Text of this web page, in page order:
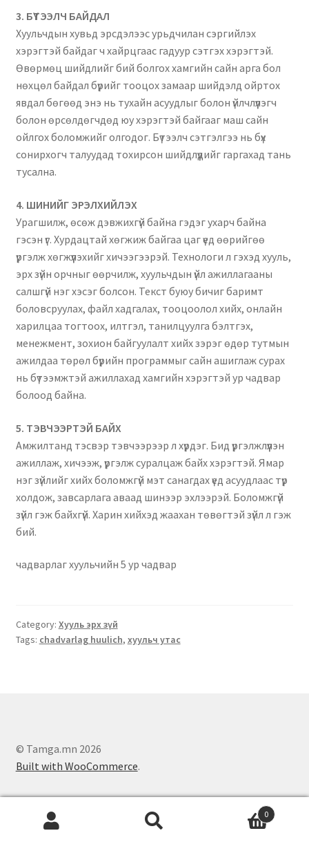
3️. БҮТЭЭЛЧ БАЙДАЛ
Хуульчдын хувьд эрсдэлээс урьдчилан сэргийлэх
хэрэгтэй байдаг ч хайрцгаас гадуур сэтгэх хэрэгтэй.
Өвөрмөц шийдлийг бий болгох хамгийн сайн арга бол
нөхцөл байдал бүрийг тооцох замаар шийдэлд ойртох
явдал бөгөөд энэ нь тухайн асуудлыг болон үйлчлүүлэгч
болон өрсөлдөгчдөд юу хэрэгтэй байгааг маш сайн
ойлгох боломжийг олгодог. Бүтээлч сэтгэлгээ нь бүх
сонирхогч талуудад тохирсон шийдлүүдийг гаргахад тань
тусална.
4️. ШИНИЙГ ЭРЭЛХИЙЛЭХ
Урагшилж, өсөж дэвжихгүй байна гэдэг ухарч байна
гэсэн үг. Хурдацтай хөгжиж байгаа цаг үед өөрийгөө
үргэлж хөгжүүлэхийг хичээгээрэй. Технологи л гэхэд хууль,
эрх зүйн орчныг өөрчилж, хуульчдын үйл ажиллагааны
салшгүй нэг хэсэг болсон. Текст буюу бичиг баримт
боловсруулах, файл хадгалах, тооцоолол хийх, онлайн
харилцаа тогтоох, илтгэл, танилцуулга бэлтгэх,
менежмент, зохион байгуулалт хийх зэрэг өдөр тутмын
ажилдаа төрөл бүрийн программыг сайн ашиглаж сурах
нь бүтээмжтэй ажиллахад хамгийн хэрэгтэй ур чадвар
болоод байна.
5️. ТЭВЧЭЭРТЭЙ БАЙХ
Амжилтанд тэсвэр тэвчээрээр л хүрдэг. Бид үргэлжлүүлэн
ажиллаж, хичээж, үргэлж суралцаж байх хэрэгтэй. Ямар
нэг зүйлийг хийх боломжгүй мэт санагдах үед асуудлаас түр
холдож, завсарлага аваад шинээр эхлээрэй. Боломжгүй
зүйл гэж байхгүй. Харин хийхэд жаахан төвөгтэй зүйл л гэж
бий.
чадварлаг хуульчийн 5 ур чадвар
Category: Хууль эрх зүй
Tags: chadvarlag huulich, хуульч утас
© Tamga.mn 2026
Built with WooCommerce.
0